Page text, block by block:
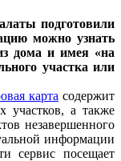
подготовили
можно узнать
дома и имея «на
участка или
карта содержит
участков, а также
незавершенного
информации
сервис посещает